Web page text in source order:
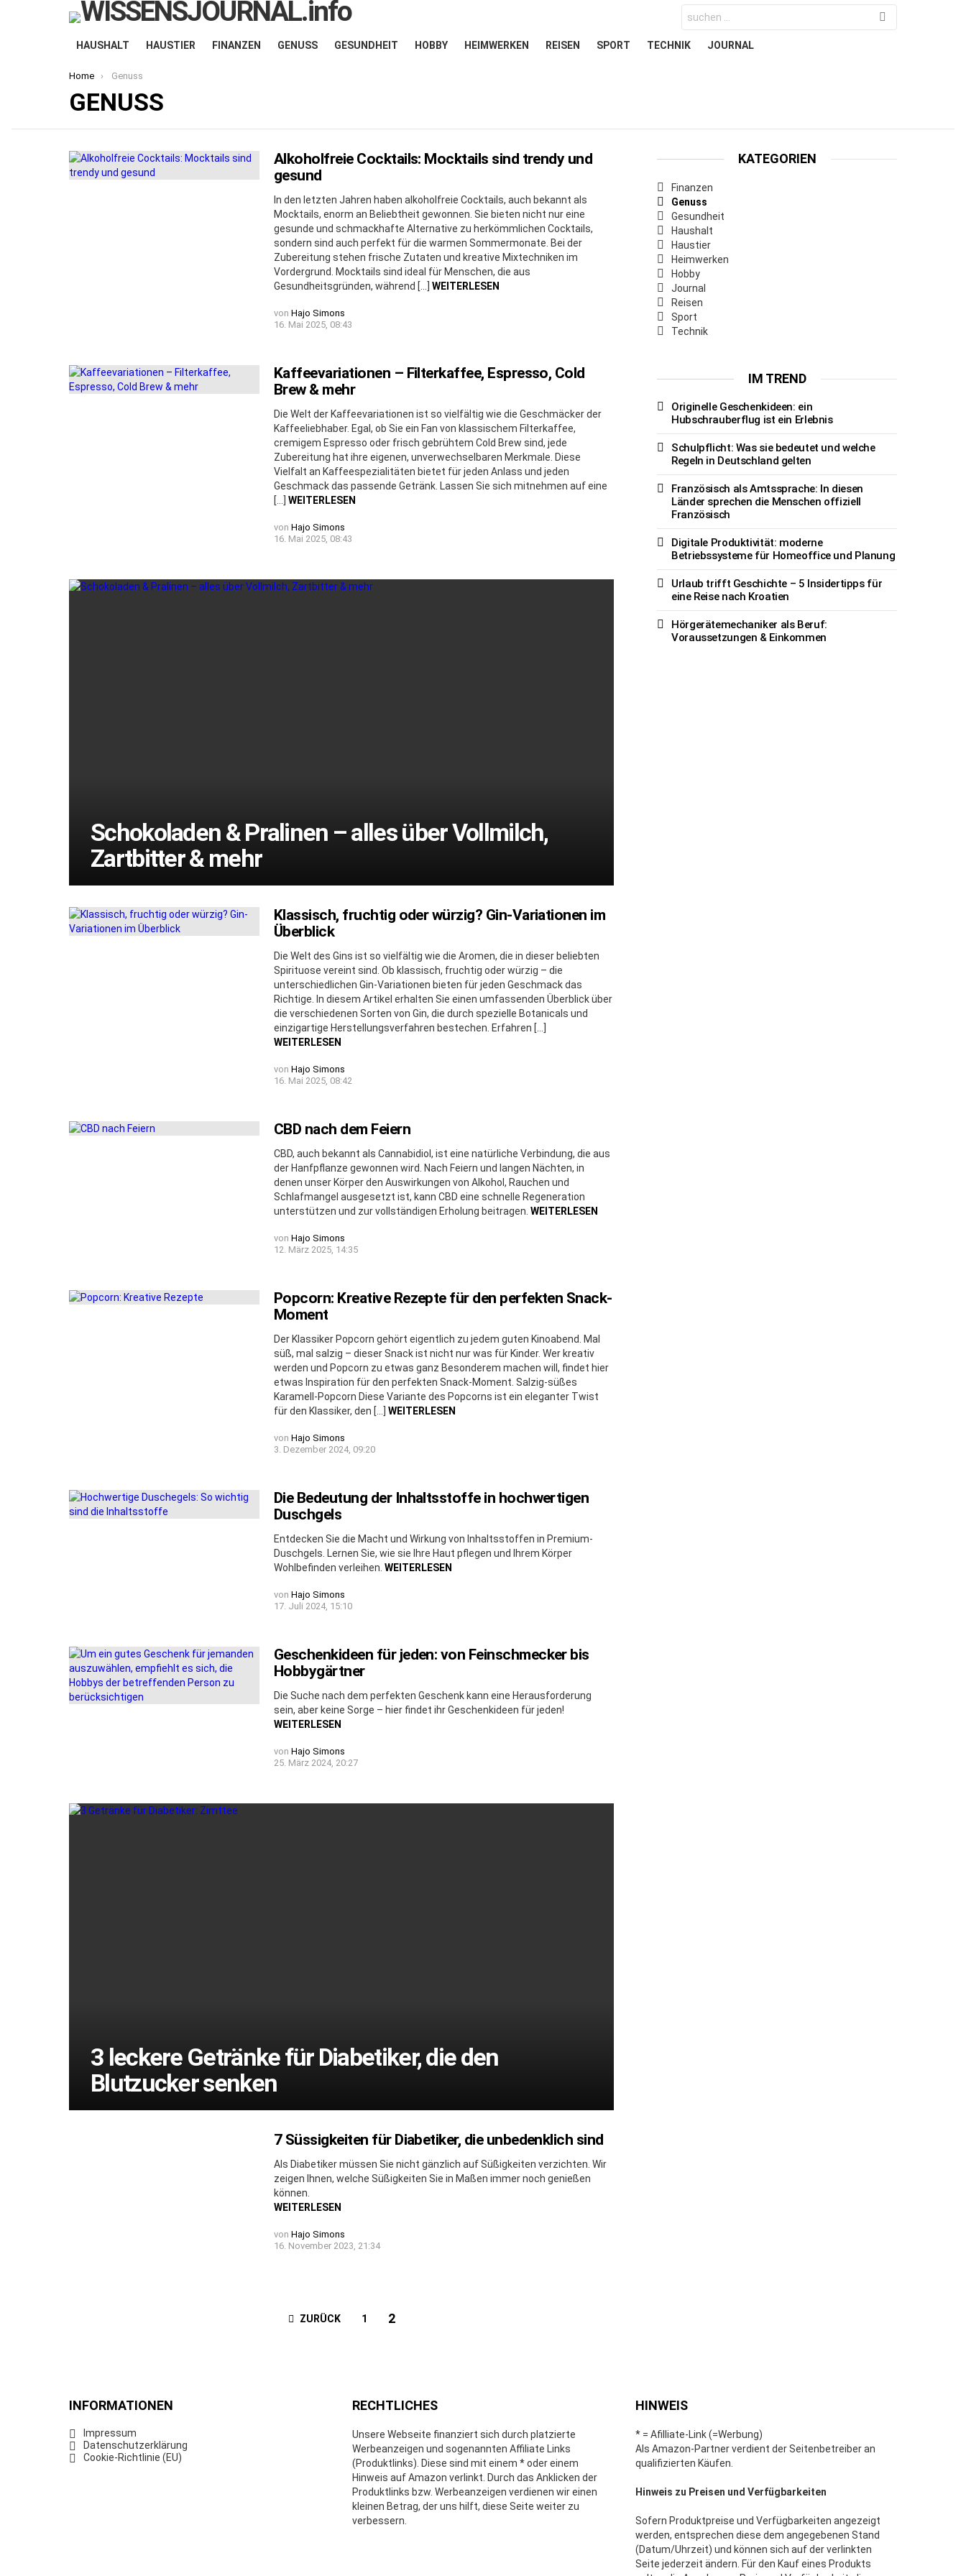
for:
HAUSHALT HAUSTIER FINANZEN GENUSS GESUNDHEIT HOBBY HEIMWERKEN REISEN SPORT TECHNIK JOURNAL
You are here:
Home Genuss
GENUSS
MORE
STORIES
Alkoholfreie Cocktails: Mocktails sind trendy und
gesund
In den letzten Jahren haben alkoholfreie Cocktails, auch bekannt als
Mocktails, enorm an Beliebtheit gewonnen. Sie bieten nicht nur eine
gesunde und schmackhafte Alternative zu herkömmlichen Cocktails,
sondern sind auch perfekt für die warmen Sommermonate. Bei der
Zubereitung stehen frische Zutaten und kreative Mixtechniken im
Vordergrund. Mocktails sind ideal für Menschen, die aus
Gesundheitsgründen, während […] WEITERLESEN
von Hajo Simons
16. Mai 2025, 08:43
Kaffeevariationen – Filterkaffee, Espresso, Cold
Brew & mehr
Die Welt der Kaffeevariationen ist so vielfältig wie die Geschmäcker der
Kaffeeliebhaber. Egal, ob Sie ein Fan von klassischem Filterkaffee,
cremigem Espresso oder frisch gebrühtem Cold Brew sind, jede
Zubereitung hat ihre eigenen, unverwechselbaren Merkmale. Diese
Vielfalt an Kaffeespezialitäten bietet für jeden Anlass und jeden
Geschmack das passende Getränk. Lassen Sie sich mitnehmen auf eine
[…] WEITERLESEN
von Hajo Simons
16. Mai 2025, 08:43
Schokoladen & Pralinen – alles über Vollmilch,
Zartbitter & mehr
Klassisch, fruchtig oder würzig? Gin-Variationen im
Überblick
Die Welt des Gins ist so vielfältig wie die Aromen, die in dieser beliebten
Spirituose vereint sind. Ob klassisch, fruchtig oder würzig – die
unterschiedlichen Gin-Variationen bieten für jeden Geschmack das
Richtige. In diesem Artikel erhalten Sie einen umfassenden Überblick über
die verschiedenen Sorten von Gin, die durch spezielle Botanicals und
einzigartige Herstellungsverfahren bestechen. Erfahren […]
WEITERLESEN
von Hajo Simons
16. Mai 2025, 08:42
CBD nach dem Feiern
CBD, auch bekannt als Cannabidiol, ist eine natürliche Verbindung, die aus
der Hanfpflanze gewonnen wird. Nach Feiern und langen Nächten, in
denen unser Körper den Auswirkungen von Alkohol, Rauchen und
Schlafmangel ausgesetzt ist, kann CBD eine schnelle Regeneration
unterstützen und zur vollständigen Erholung beitragen. WEITERLESEN
von Hajo Simons
12. März 2025, 14:35
Popcorn: Kreative Rezepte für den perfekten Snack-
Moment
Der Klassiker Popcorn gehört eigentlich zu jedem guten Kinoabend. Mal
süß, mal salzig – dieser Snack ist nicht nur was für Kinder. Wer kreativ
werden und Popcorn zu etwas ganz Besonderem machen will, findet hier
etwas Inspiration für den perfekten Snack-Moment. Salzig-süßes
Karamell-Popcorn Diese Variante des Popcorns ist ein eleganter Twist
für den Klassiker, den […] WEITERLESEN
von Hajo Simons
3. Dezember 2024, 09:20
Die Bedeutung der Inhaltsstoffe in hochwertigen
Duschgels
Entdecken Sie die Macht und Wirkung von Inhaltsstoffen in Premium-
Duschgels. Lernen Sie, wie sie Ihre Haut pflegen und Ihrem Körper
Wohlbefinden verleihen. WEITERLESEN
von Hajo Simons
17. Juli 2024, 15:10
Geschenkideen für jeden: von Feinschmecker bis
Hobbygärtner
Die Suche nach dem perfekten Geschenk kann eine Herausforderung
sein, aber keine Sorge – hier findet ihr Geschenkideen für jeden!
WEITERLESEN
von Hajo Simons
25. März 2024, 20:27
3 leckere Getränke für Diabetiker, die den
Blutzucker senken
7 Süssigkeiten für Diabetiker, die unbedenklich sind
Als Diabetiker müssen Sie nicht gänzlich auf Süßigkeiten verzichten. Wir
zeigen Ihnen, welche Süßigkeiten Sie in Maßen immer noch genießen
können.
WEITERLESEN
von Hajo Simons
16. November 2023, 21:34
ZURÜCK 1 2
KATEGORIEN
Finanzen
Genuss
Gesundheit
Haushalt
Haustier
Heimwerken
Hobby
Journal
Reisen
Sport
Technik
IM TREND
Originelle Geschenkideen: ein
Hubschrauberflug ist ein Erlebnis
Schulpflicht: Was sie bedeutet und welche
Regeln in Deutschland gelten
Französisch als Amtssprache: In diesen
Länder sprechen die Menschen offiziell
Französisch
Digitale Produktivität: moderne
Betriebssysteme für Homeoffice und Planung
Urlaub trifft Geschichte – 5 Insidertipps für
eine Reise nach Kroatien
Hörgerätemechaniker als Beruf:
Voraussetzungen & Einkommen
INFORMATIONEN
Impressum
Datenschutzerklärung
Cookie-Richtlinie (EU)
RECHTLICHES
Unsere Webseite finanziert sich durch platzierte
Werbeanzeigen und sogenannten Affiliate Links
(Produktlinks). Diese sind mit einem * oder einem
Hinweis auf Amazon verlinkt. Durch das Anklicken der
Produktlinks bzw. Werbeanzeigen verdienen wir einen
kleinen Betrag, der uns hilft, diese Seite weiter zu
verbessern.
HINWEIS
* = Afilliate-Link (=Werbung)
Als Amazon-Partner verdient der Seitenbetreiber an
qualifizierten Käufen.
Hinweis zu Preisen und Verfügbarkeiten
Sofern Produktpreise und Verfügbarkeiten angezeigt
werden, entsprechen diese dem angegebenen Stand
(Datum/Uhrzeit) und können sich auf der verlinkten
Seite jederzeit ändern. Für den Kauf eines Produkts